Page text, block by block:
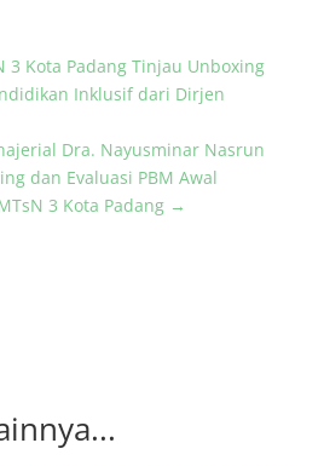
3 Kota Padang Tinjau Unboxing
Inklusif dari Dirjen
Dra. Nayusminar Nasrun
dan Evaluasi PBM Awal
3 Kota Padang→